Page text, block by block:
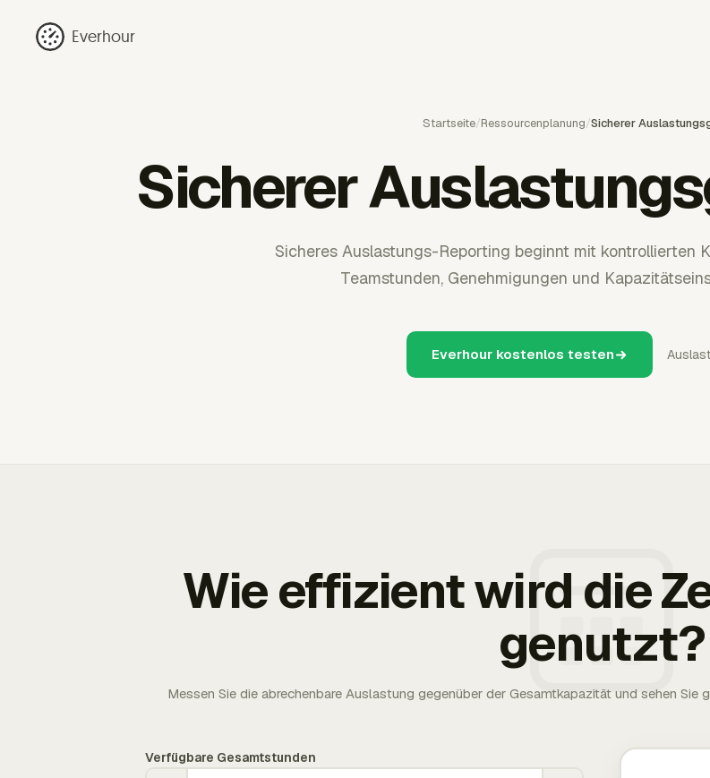
Everhour
Startseite/Ressourcenplanung/Sicherer
Sicherer
Sicheres Auslastungs-Reporting beginnt mit kontrollierten
Teamstunden, Genehmigungen und
Everhour kostenlos testen
Wie effizient wird die
genutzt?
Messen Sie die abrechenbare Auslastung gegenüber der Gesamtkapazität und sehen Sie
Verfügbare Gesamtstunden